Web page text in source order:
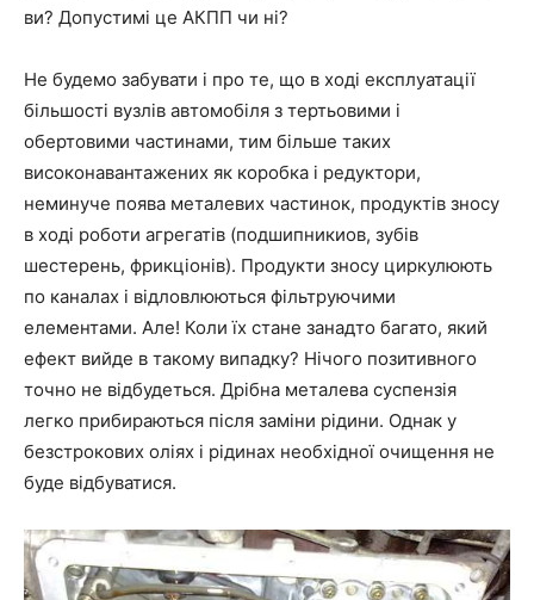
ви? Допустимі це АКПП чи ні?
Не будемо забувати і про те, що в ході експлуатації
більшості вузлів автомобіля з тертьовими і
обертовими частинами, тим більше таких
високонавантажених як коробка і редуктори,
неминуче поява металевих частинок, продуктів зносу
в ході роботи агрегатів (подшипникиов, зубів
шестерень, фрикціонів). Продукти зносу циркулюють
по каналах і відловлюються фільтруючими
елементами. Але! Коли їх стане занадто багато, який
ефект вийде в такому випадку? Нічого позитивного
точно не відбудеться. Дрібна металева суспензія
легко прибираються після заміни рідини. Однак у
безстрокових оліях і рідинах необхідної очищення не
буде відбуватися.